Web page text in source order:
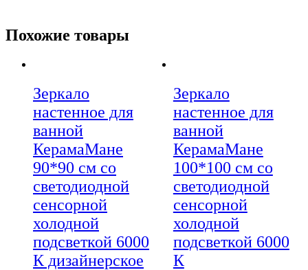
Похожие товары
Зеркало
настенное для
ванной
КерамаМане
90*90 см со
светодиодной
сенсорной
холодной
подсветкой 6000
К дизайнерское
Зеркало
настенное для
ванной
КерамаМане
100*100 см со
светодиодной
сенсорной
холодной
подсветкой 6000
К